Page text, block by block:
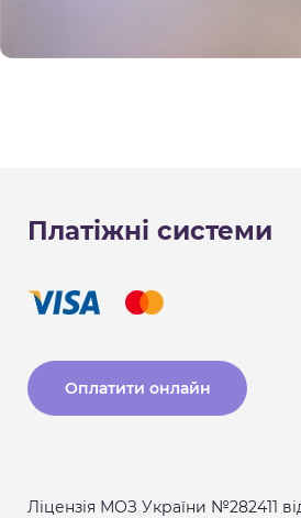
Платіжні системи
Оплатити онлайн
Ліцензія МОЗ України №282411